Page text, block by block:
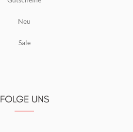
Neu
Sale
FOLGE UNS